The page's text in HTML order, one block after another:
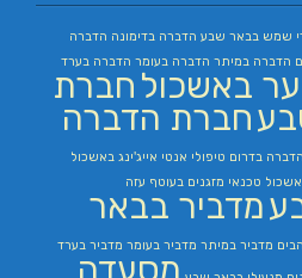
שמש בבאר שבע הדברה בדימונה הדברה
הדברה במיתר הדברה בעומר הדברה בערד
באשכול חברת
חברת הדברה
בדרום טיפולי אנטי אייג'ינג באשכול
אשכול טכנאי מזגנים בעוטף עזה
מדביר בבאר
מדביר במיתר מדביר בעומר מדביר בערד
מסעדה